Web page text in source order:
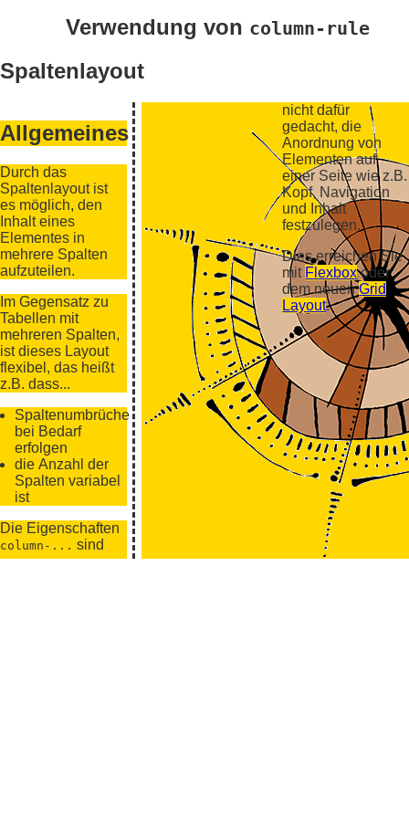
Verwendung von column-rule
Spaltenlayout
Allgemeines
Durch das
Spaltenlayout ist
es möglich, den
Inhalt eines
Elementes in
mehrere Spalten
aufzuteilen.
Im Gegensatz zu
Tabellen mit
mehreren Spalten,
ist dieses Layout
flexibel, das heißt
z.B. dass...
Spaltenumbrüche
bei Bedarf
erfolgen
die Anzahl der
Spalten variabel
ist
Die Eigenschaften
column-... sind
nicht dafür
gedacht, die
Anordnung von
Elementen auf
einer Seite wie z.B.
Kopf, Navigation
und Inhalt
festzulegen.
Dies erreichen Sie
mit Flexboxoder
dem neuenGrid
Layout.